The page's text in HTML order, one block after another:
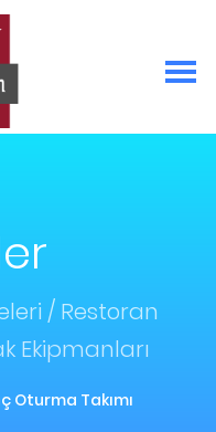
/ Restoran
Ekipmanları
Oturma Takımı